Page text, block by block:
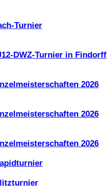
Turnier
DWZ-Turnier in Findorff
2026
2026
2026